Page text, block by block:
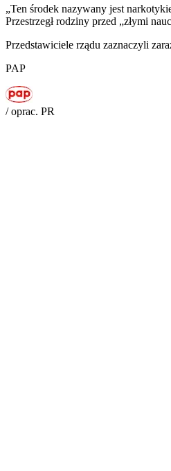
„Ten środek nazywany jest
Przestrzegł rodziny przed „złymi
Przedstawiciele rządu zaznaczyli
PAP
/ oprac. PR